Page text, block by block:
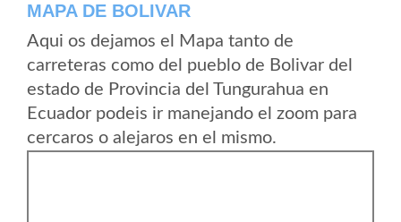
MAPA DE BOLIVAR
Aqui os dejamos el Mapa tanto de
carreteras como del pueblo de Bolivar del
estado de Provincia del Tungurahua en
Ecuador podeis ir manejando el zoom para
cercaros o alejaros en el mismo.